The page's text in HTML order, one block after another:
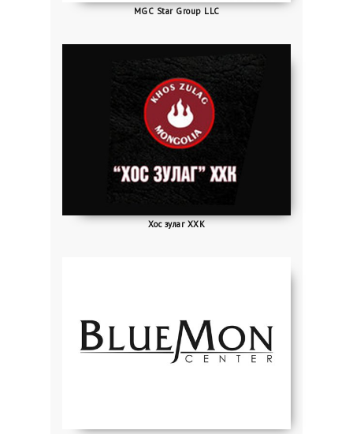
MGC Star Group LLC
Хос зулаг ХХК